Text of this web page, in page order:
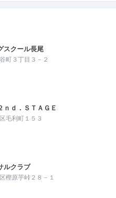
スクール長尾
町３丁目３－２
ｎｄ．ＳＴＡＧＥ
毛利町１５３
ルクラブ
樫原芋峠２８－１